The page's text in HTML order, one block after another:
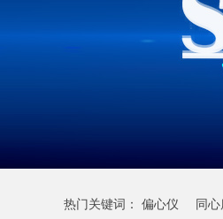
热门关键词： 偏心仪 同